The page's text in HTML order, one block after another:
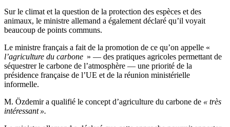
Sur le climat et la question de la protection des espèces et des
animaux, le ministre allemand a également déclaré qu’il voyait
beaucoup de points communs.
Le ministre français a fait de la promotion de ce qu’on appelle «
l’agriculture du carbone » — des pratiques agricoles permettant de
séquestrer le carbone de l’atmosphère — une priorité de la
présidence française de l’UE et de la réunion ministérielle
informelle.
M. Özdemir a qualifié le concept d’agriculture du carbone de « très
intéressant ».